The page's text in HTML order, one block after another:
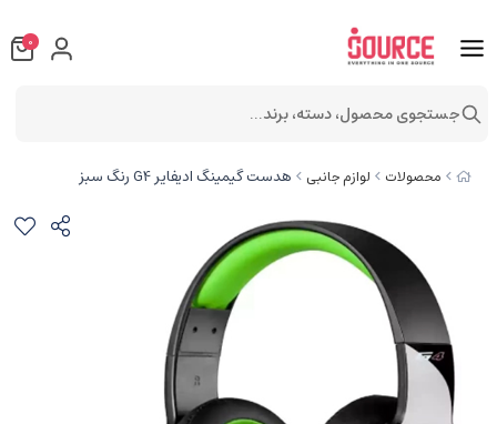
محصولات لوازم جانبی هدست گیمینگ ادیفایر G4 رنگ سبز
0
جستجوی محصول، دسته، برند...